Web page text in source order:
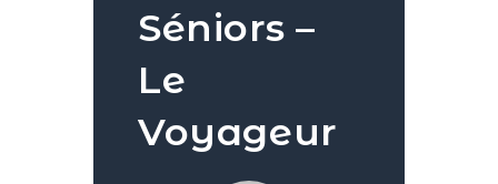
Séniors –
Le
Voyageur